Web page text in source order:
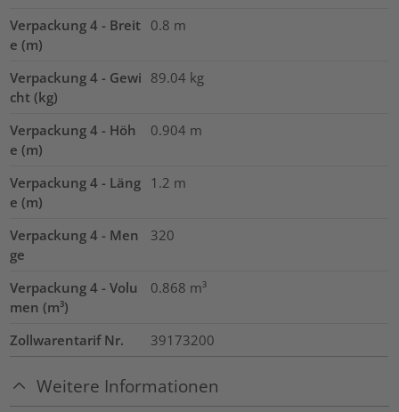
Verpackung 4 - Breit
e (m)
0.8 m
Verpackung 4 - Gewi
cht (kg)
89.04 kg
Verpackung 4 - Höh
e (m)
0.904 m
Verpackung 4 - Läng
e (m)
1.2 m
Verpackung 4 - Men
ge
320
Verpackung 4 - Volu
men (m³)
0.868 m³
Zollwarentarif Nr. 39173200
Weitere Informationen